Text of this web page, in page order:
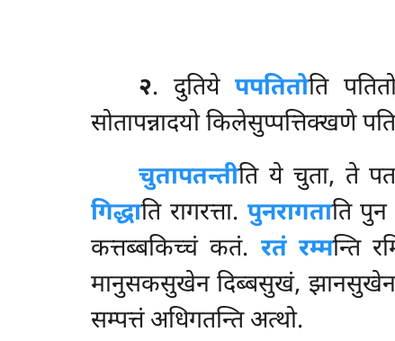
२. दुतियेपपतितोति
सोतापन्नादयो किलेसुप्पत्तिक्खणे
चुतापतन्तीति ये चुता, ते
गिद्धाति रागरत्ता. पुनरागताति
कत्तब्बकिच्चं कतं. रतं रम्मन्ति
मानुसकसुखेन दिब्बसुखं,
सम्पत्तं अधिगतन्ति अत्थो.